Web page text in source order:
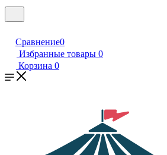
Сравнение0
Избранные товары 0
Корзина 0